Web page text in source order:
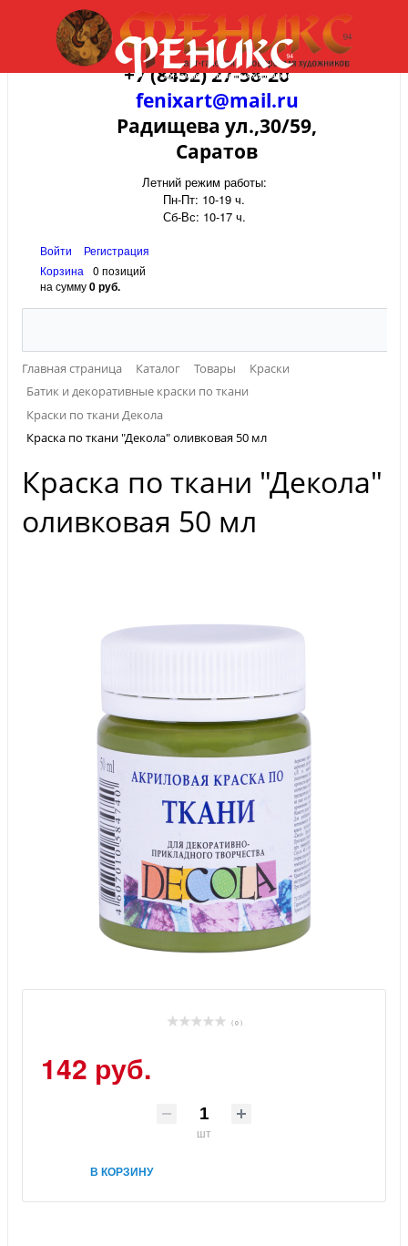
+7 (8452) 27-58-20
fenixart@mail.ru
Радищева ул.,30/59,
Саратов
Летний режим работы:
Пн-Пт: 10-19 ч.
Сб-Вс: 10-17 ч.
Войти
Регистрация
Корзина
0 позиций
на сумму0 руб.
Главная страница Каталог Товары
Краски
Батик и декоративные краски по ткани
Краски по ткани Декола
Краска по ткани "Декола" оливковая 50 мл
Краска по ткани "Декола"
оливковая 50 мл
( 0 )
142 руб.
шт
В КОРЗИНУ